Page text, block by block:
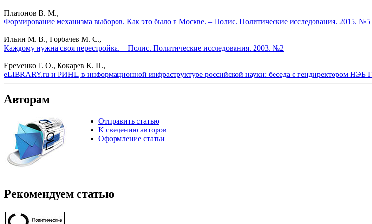
Платонов В. М.,
Формирование механизма выборов. Как это было в Москве. – Полис. Политические исследования. 2015. №5
Ильин М. В., Горбачев М. С.,
Каждому нужна своя перестройка. – Полис. Политические исследования. 2003. №2
Еременко Г. О., Кокарев К. П.,
eLIBRARY.ru и РИНЦ в информационной инфраструктуре российской науки: беседа с гендиректором НЭБ
Авторам
Отправить статью
К сведению авторов
Оформление статьи
Рекомендуем статью